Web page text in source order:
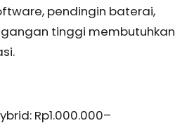
pendingin baterai,
tinggi membutuhkan
Rp1.000.000–